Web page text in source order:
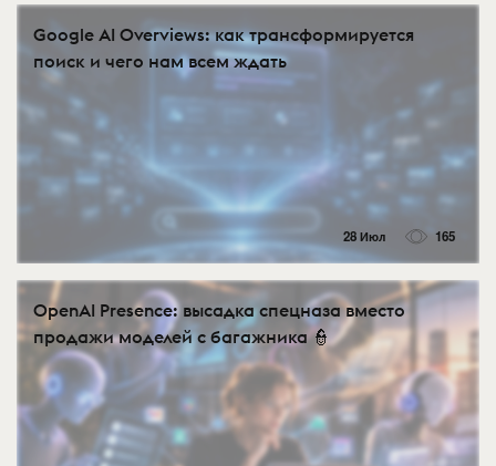
Google AI Overviews: как трансформируется
поиск и чего нам всем ждать
28 Июл 165
OpenAI Presence: высадка спецназа вместо
продажи моделей с багажника 👮